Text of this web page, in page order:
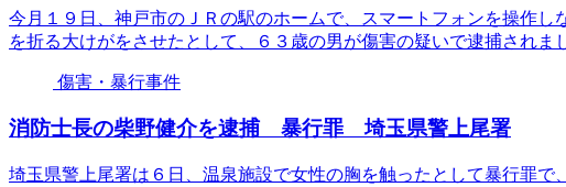
今月１９日、神戸市のＪＲの駅のホームで、スマートフォンを操作
を折る大けがをさせたとして、６３歳の男が傷害の疑いで逮捕されま
傷害・暴行事件
消防士長の柴野健介を逮捕 暴行罪 埼玉県警上尾署
埼玉県警上尾署は６日、温泉施設で女性の胸を触ったとして暴行罪